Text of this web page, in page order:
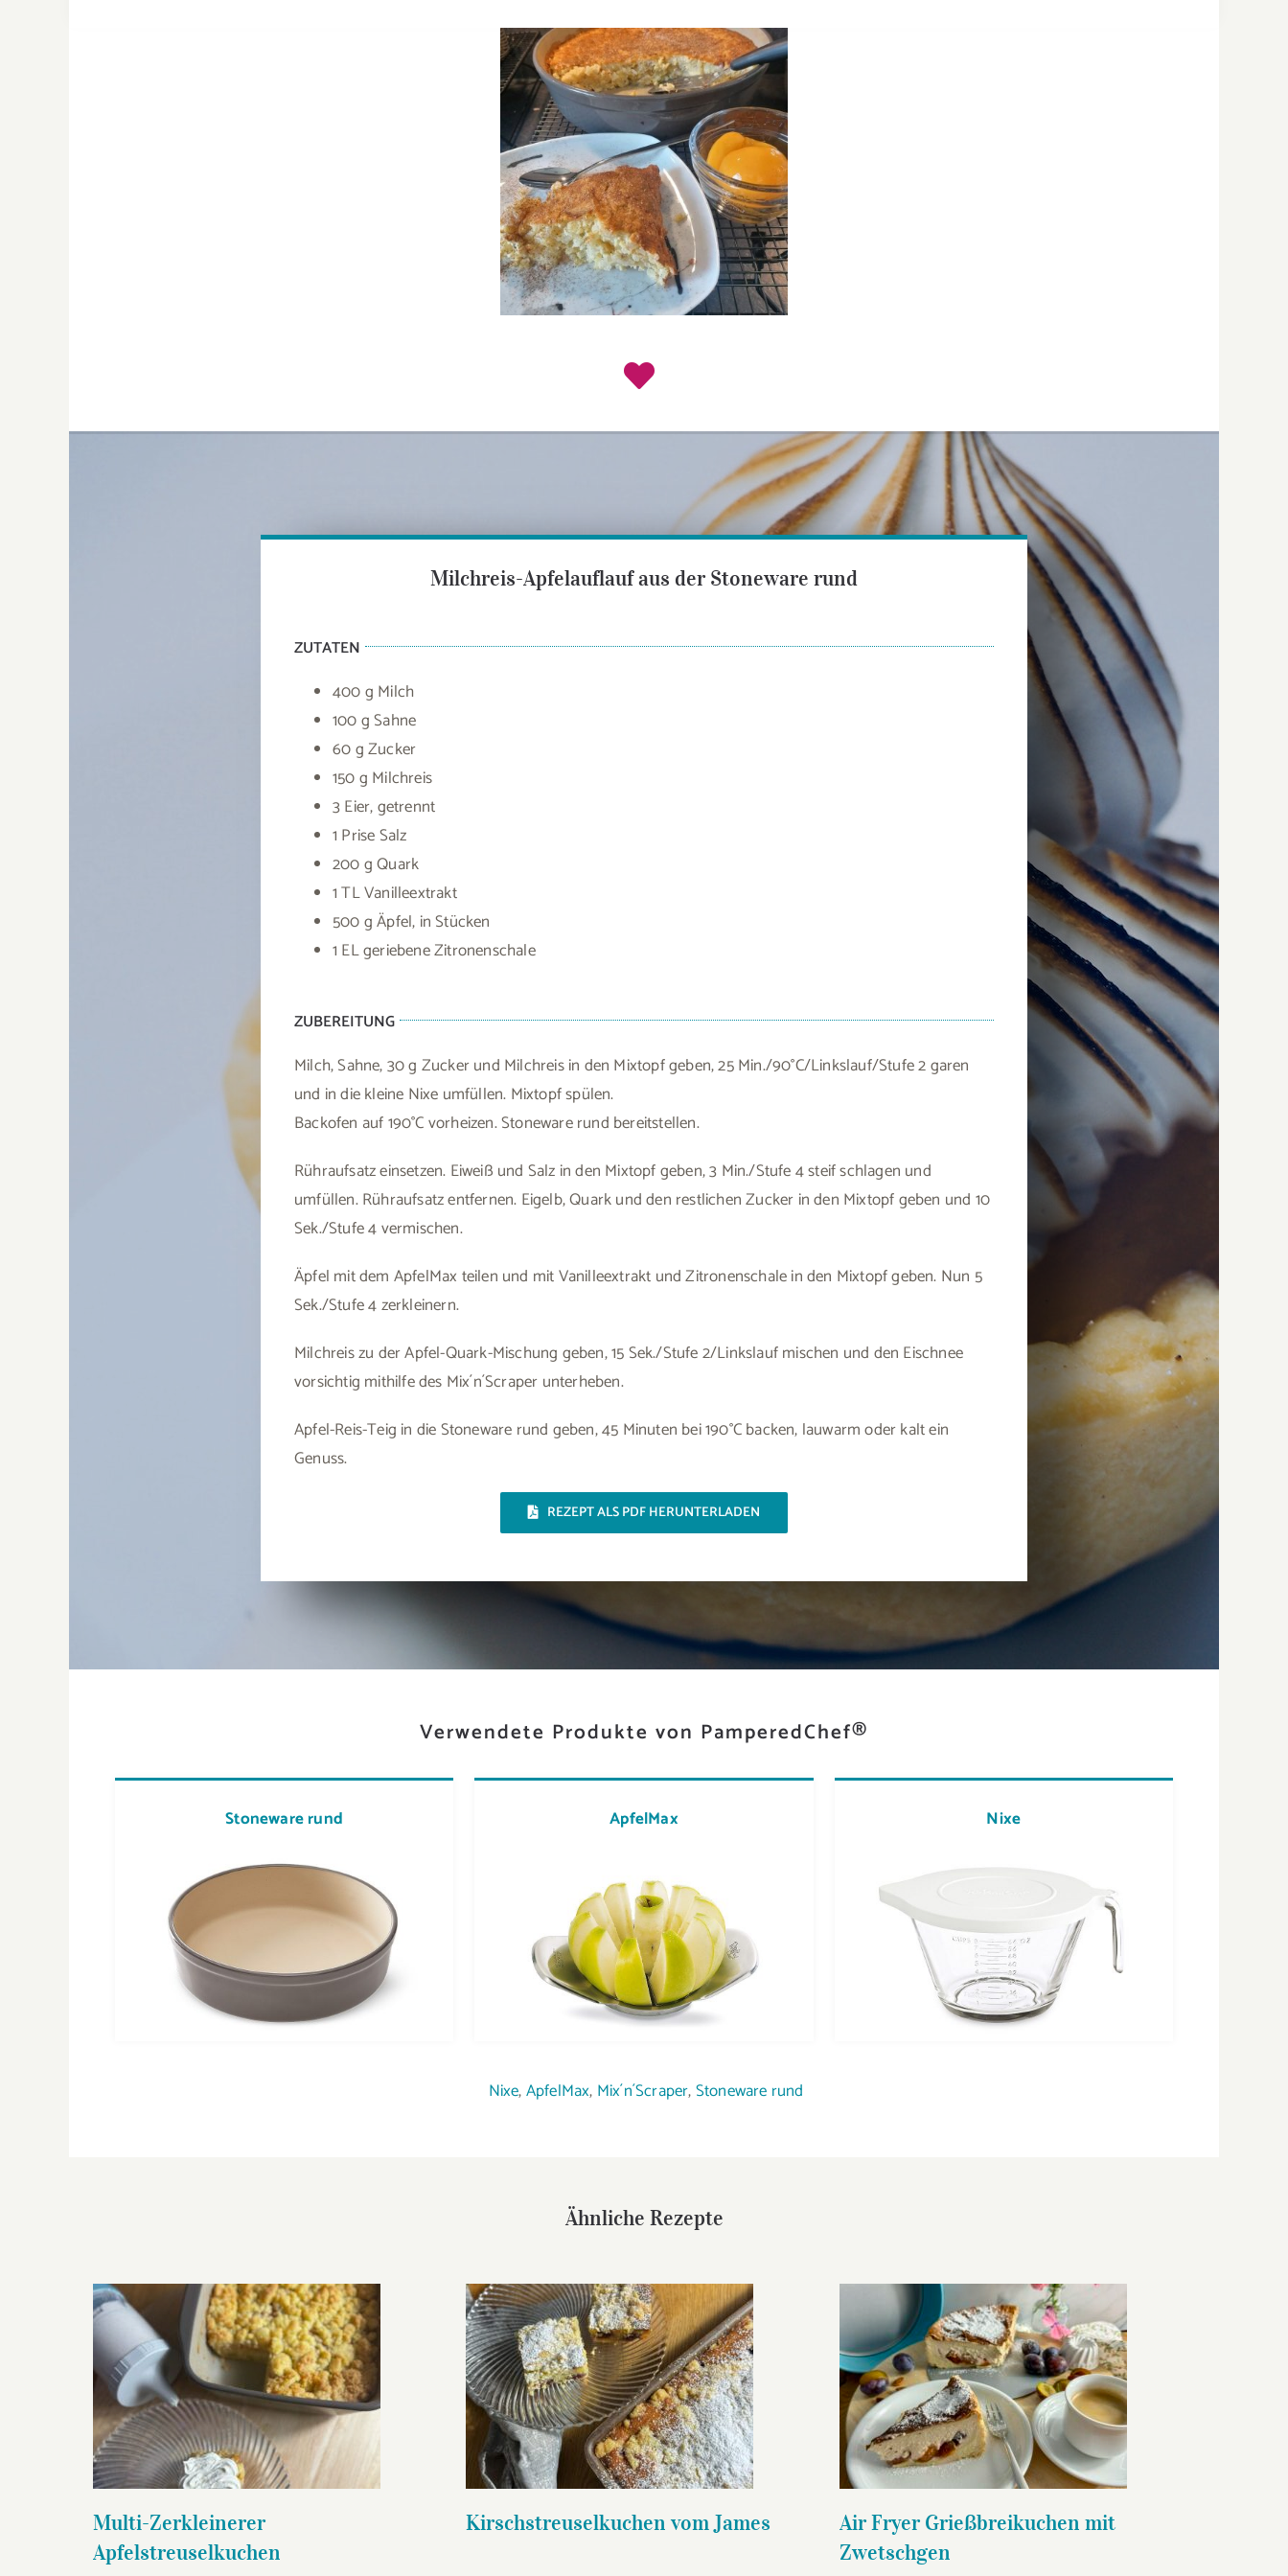
Milchreis-Apfelauflauf aus der Stoneware rund
ZUTATEN
400 g Milch
100 g Sahne
60 g Zucker
150 g Milchreis
3 Eier, getrennt
1 Prise Salz
200 g Quark
1 TL Vanilleextrakt
500 g Äpfel, in Stücken
1 EL geriebene Zitronenschale
ZUBEREITUNG
Milch, Sahne, 30 g Zucker und Milchreis in den Mixtopf geben, 25 Min./90°C/Linkslauf/Stufe 2 garen
und in die kleine Nixe umfüllen. Mixtopf spülen.
Backofen auf 190°C vorheizen. Stoneware rund bereitstellen.
Rühraufsatz einsetzen. Eiweiß und Salz in den Mixtopf geben, 3 Min./Stufe 4 steif schlagen und
umfüllen. Rühraufsatz entfernen. Eigelb, Quark und den restlichen Zucker in den Mixtopf geben und 10
Sek./Stufe 4 vermischen.
Äpfel mit dem ApfelMax teilen und mit Vanilleextrakt und Zitronenschale in den Mixtopf geben. Nun 5
Sek./Stufe 4 zerkleinern.
Milchreis zu der Apfel-Quark-Mischung geben, 15 Sek./Stufe 2/Linkslauf mischen und den Eischnee
vorsichtig mithilfe des Mix´n´Scraper unterheben.
Apfel-Reis-Teig in die Stoneware rund geben, 45 Minuten bei 190°C backen, lauwarm oder kalt ein
Genuss.
REZEPT ALS PDF HERUNTERLADEN
Verwendete Produkte von PamperedChef®
Stoneware rund ApfelMax Nixe
Nixe,ApfelMax, Mix´n´Scraper,Stoneware rund
Ähnliche Rezepte
Multi-Zerkleinerer
Apfelstreuselkuchen
Multi-Zerkleinerer
Apfelstreuselkuchen
Kirschstreuselkuchen vom
James
Kirschstreuselkuchen vom James
Air Fryer Grießbreikuchen mit
Zwetschgen
Air Fryer Grießbreikuchen mit
Zwetschgen